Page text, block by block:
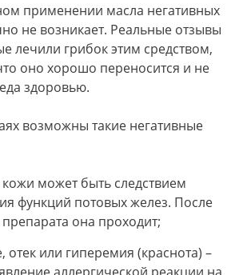
применении масла негативных
не возникает. Реальные отзывы
лечили грибок этим средством,
оно хорошо переносится и не
здоровью.
возможны такие негативные
кожи может быть следствием
функций потовых желез. После
она проходит;
или гиперемия (краснота) –